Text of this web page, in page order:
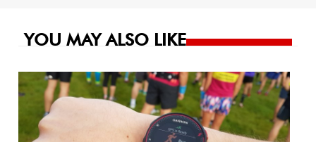
YOU MAY ALSO LIKE